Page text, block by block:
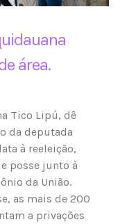
área.
Tico Lipú, dê
da deputada
à reeleição,
posse junto à
da União.
as mais de 200
a privações